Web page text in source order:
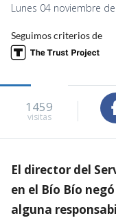
Lunes 04 noviembre
Seguimos criterios de
1459
visitas
El director del
en el Bío Bío
alguna